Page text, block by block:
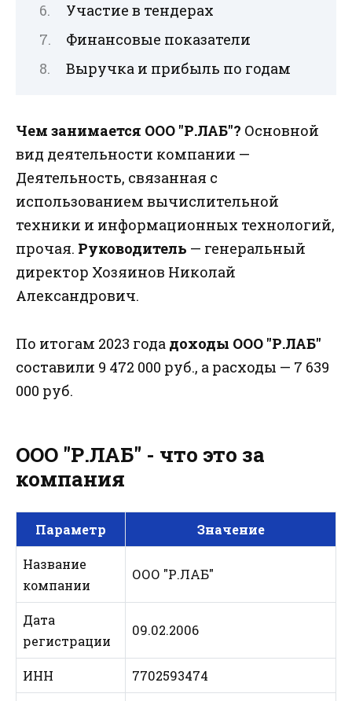
Участие в тендерах
Финансовые показатели
Выручка и прибыль по годам
Чем занимается ООО "Р.ЛАБ"? Основной
вид деятельности компании —
Деятельность, связанная с
использованием вычислительной
техники и информационных технологий,
прочая. Руководитель — генеральный
директор Хозяинов Николай
Александрович.
По итогам 2023 года доходы ООО "Р.ЛАБ"
составили 9 472 000 руб., а расходы — 7 639
000 руб.
ООО "Р.ЛАБ" - что это за
компания
Параметр Значение
Название
компании
ООО "Р.ЛАБ"
Дата
регистрации
09.02.2006
ИНН 7702593474